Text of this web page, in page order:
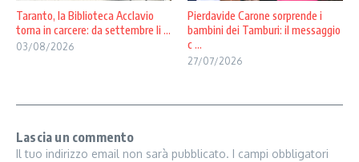
Taranto, la Biblioteca Acclavio
torna in carcere: da settembre li ...
03/08/2026
Pierdavide Carone sorprende i
bambini dei Tamburi: il messaggio
c ...
27/07/2026
Lascia un commento
Il tuo indirizzo email non sarà pubblicato. I campi obbligatori